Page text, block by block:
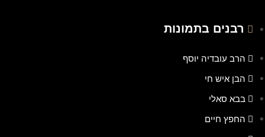
רבנים בתמונות
הרב עובדיה יוסף
הבן איש חי
בבא סאלי
החפץ חיים